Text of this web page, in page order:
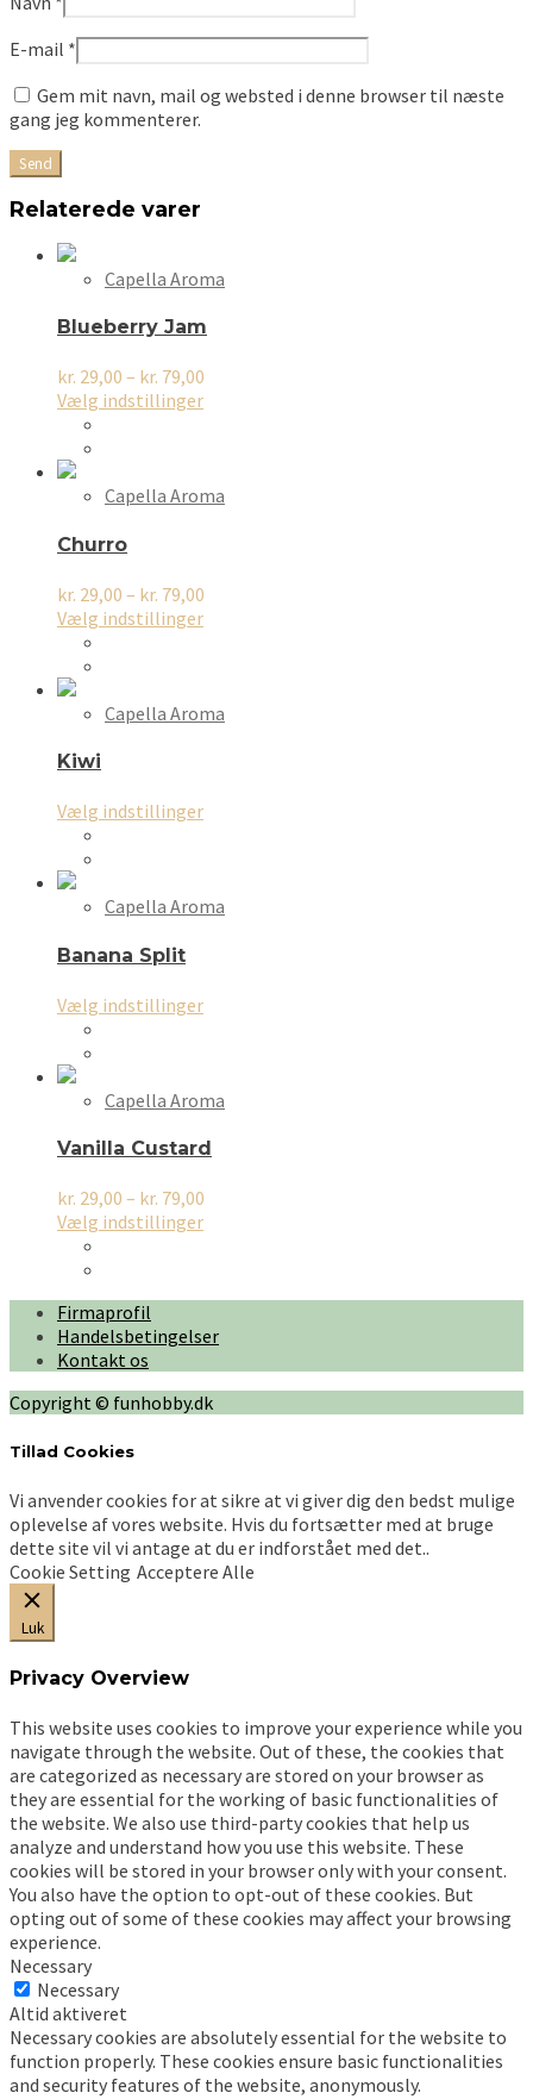
E-mail *
Gem mit navn, mail og websted i denne browser til næste
gang jeg kommenterer.
Relaterede varer
Capella Aroma
Blueberry Jam
kr. 29,00 – kr. 79,00
Vælg indstillingerDette
varianter.
på
varesiden
Capella Aroma
Churro
kr. 29,00 – kr. 79,00
Vælg indstillingerDette
varianter.
på
Capella Aroma
Kiwi
Vælg indstillingerDette
varianter.
på
Capella Aroma
Banana Split
Vælg indstillingerDette
varianter.
kan
på
varesiden
Capella Aroma
Vanilla Custard
kr. 29,00 – kr. 79,00
Vælg indstillingerDette
Mulighederne
vælges
på
Firmaprofil
Handelsbetingelser
Kontakt os
Copyright © funhobby.dk
Tillad Cookies
Vi anvender cookies for at sikre at vi giver dig den bedst mulige
oplevelse af vores website. Hvis du fortsætter med at bruge
dette site vil vi antage at du er indforstået med det..
Cookie Setting Acceptere Alle
Luk
Privacy Overview
This website uses cookies to improve your experience while you
navigate through the website. Out of these, the cookies that
are categorized as necessary are stored on your browser as
they are essential for the working of basic functionalities of
the website. We also use third-party cookies that help us
analyze and understand how you use this website. These
cookies will be stored in your browser only with your consent.
You also have the option to opt-out of these cookies. But
opting out of some of these cookies may affect your browsing
experience.
Necessary
Necessary
Altid aktiveret
Necessary cookies are absolutely essential for the website to
function properly. These cookies ensure basic functionalities
and security features of the website, anonymously.